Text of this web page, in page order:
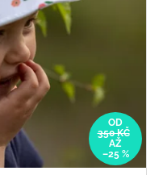
OD
350 KČ
AŽ
–25 %